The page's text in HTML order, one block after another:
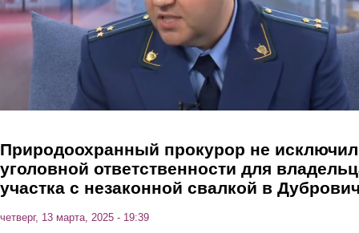
Природоохранный прокурор не исключил
уголовной ответственности для
участка с незаконной свалкой в
четверг, 13 марта, 2025 - 19:39